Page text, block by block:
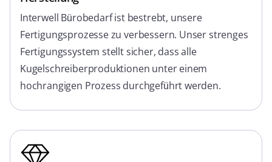
Interwell Bürobedarf ist bestrebt, unsere
Fertigungsprozesse zu verbessern. Unser strenges
Fertigungssystem stellt sicher, dass alle
Kugelschreiberproduktionen unter einem
hochrangigen Prozess durchgeführt werden.